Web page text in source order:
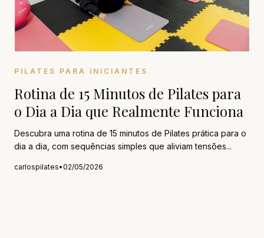
PILATES PARA INICIANTES
Rotina de 15 Minutos de Pilates para
o Dia a Dia que Realmente Funciona
Descubra uma rotina de 15 minutos de Pilates prática para o
dia a dia, com sequências simples que aliviam tensões...
carlospilates•02/05/2026